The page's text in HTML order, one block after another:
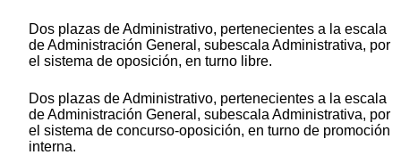
Dos plazas de Administrativo, pertenecientes a la escala
de Administración General, subescala Administrativa, por
el sistema de oposición, en turno libre.
Dos plazas de Administrativo, pertenecientes a la escala
de Administración General, subescala Administrativa, por
el sistema de concurso-oposición, en turno de promoción
interna.